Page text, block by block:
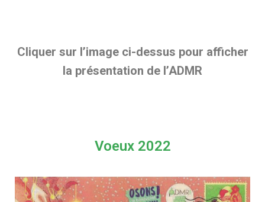
Cliquer sur l’image ci-dessus pour afficher
la présentation de l’ADMR
Voeux 2022